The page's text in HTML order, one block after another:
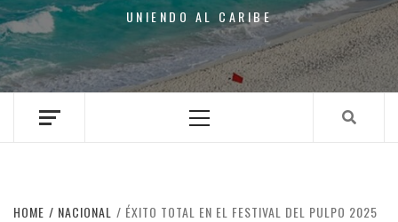
UNIENDO AL CARIBE
Menu
HOME NACIONAL ÉXITO TOTAL EN EL FESTIVAL DEL PULPO 2025